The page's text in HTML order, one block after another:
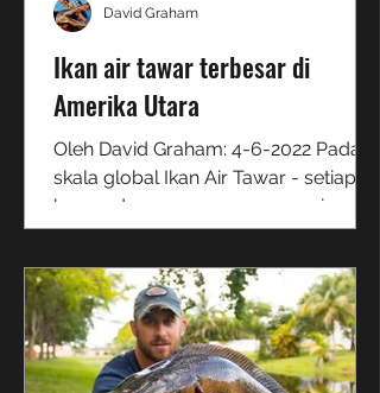
Ikan air tawar terbesar di
Amerika Utara
Oleh David Graham: 4-6-2022 Pada
skala global Ikan Air Tawar - setiap
benua dan negara mempunyai
segelintir 'ikan raksasa' yang unik....
David Graham